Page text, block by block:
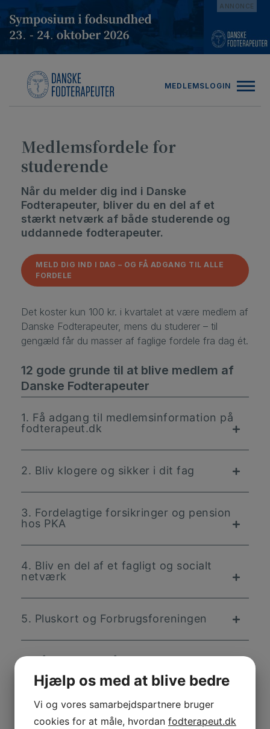
Hop
til
indholdet
ANNONCE
MEDLEMSLOGIN
Medlemsfordele for
studerende
Når du melder dig ind i Danske
Fodterapeuter, bliver du en del af et
stærkt netværk af både studerende og
uddannede fodterapeuter.
MELD DIG IND I DAG – OG FÅ ADGANG TIL ALLE
FORDELE
Det koster kun 100 kr. i kvartalet at være medlem af
Danske Fodterapeuter, mens du studerer – til
gengæld får du masser af faglige fordele fra dag ét.
12 gode grunde til at blive medlem af
Danske Fodterapeuter
1. Få adgang til medlemsinformation på
fodterapeut.dk
2. Bliv klogere og sikker i dit fag
3. Fordelagtige forsikringer og pension
hos PKA
4. Bliv en del af et fagligt og socialt
netværk
5. Pluskort og Forbrugsforeningen
6. Få adgang til rådgivningstelefon
7. Sparring og gode råd i
facebookgruppe for medlemmer
Hjælp os med at blive bedre
Vi og vores samarbejdspartnere bruger
cookies for at måle, hvordan fodterapeut.dk